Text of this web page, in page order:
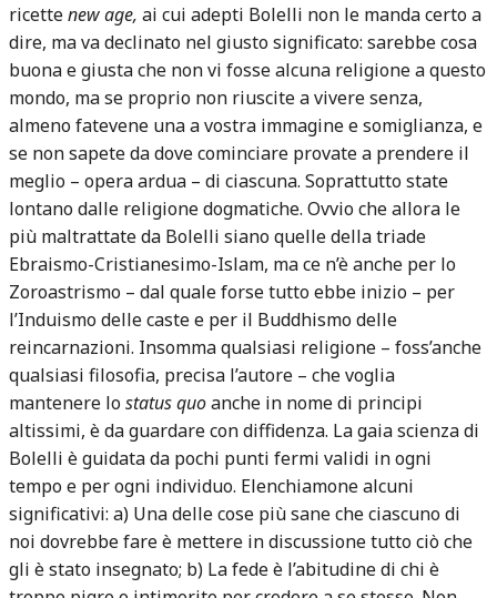
ricettenew age, ai cui adepti Bolelli non le manda certo a
dire, ma va declinato nel giusto significato: sarebbe cosa
buona e giusta che non vi fosse alcuna religione a questo
mondo, ma se proprio non riuscite a vivere senza,
almeno fatevene una a vostra immagine e somiglianza, e
se non sapete da dove cominciare provate a prendere il
meglio – opera ardua – di ciascuna. Soprattutto state
lontano dalle religione dogmatiche. Ovvio che allora le
più maltrattate da Bolelli siano quelle della triade
Ebraismo-Cristianesimo-Islam, ma ce n’è anche per lo
Zoroastrismo – dal quale forse tutto ebbe inizio – per
l’Induismo delle caste e per il Buddhismo delle
reincarnazioni. Insomma qualsiasi religione – foss’anche
qualsiasi filosofia, precisa l’autore – che voglia
mantenere lostatus quoanche in nome di principi
altissimi, è da guardare con diffidenza. La gaia scienza di
Bolelli è guidata da pochi punti fermi validi in ogni
tempo e per ogni individuo. Elenchiamone alcuni
significativi: a) Una delle cose più sane che ciascuno di
noi dovrebbe fare è mettere in discussione tutto ciò che
gli è stato insegnato; b) La fede è l’abitudine di chi è